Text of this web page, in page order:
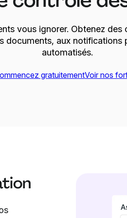
vous ignorer. Obtenez
documents, aux notifications
automatisés.
gratuitementVoir nos